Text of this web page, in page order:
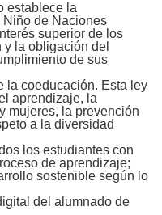
establece la
de Naciones
superior de los
la obligación del
de sus
la coeducación. Esta ley
aprendizaje, la
mujeres, la prevención
a la diversidad
los estudiantes con
de aprendizaje;
sostenible según lo
del alumnado de